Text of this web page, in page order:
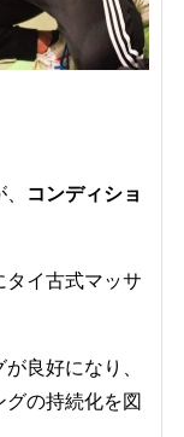
コンディショ
タイ古式マッサ
良好になり、
の持続化を図